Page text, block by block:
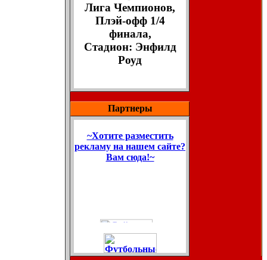
Лига Чемпионов,
Плэй-офф 1/4
финала,
Стадион: Энфилд
Роуд
Партнеры
~Хотите разместить
рекламу на нашем сайте?
Вам сюда!~